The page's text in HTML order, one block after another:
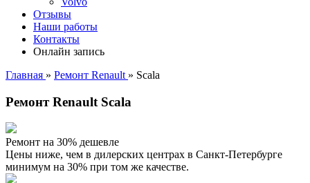
Отзывы
Наши работы
Контакты
Онлайн запись
Главная » Ремонт Renault » Scala
Ремонт Renault Scala
Ремонт на 30% дешевле
Цены ниже, чем в дилерских центрах в Санкт-Петербурге
минимум на 30% при том же качестве.